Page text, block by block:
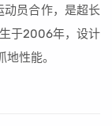
动员合作，是超长
于2006年，设计
性能。